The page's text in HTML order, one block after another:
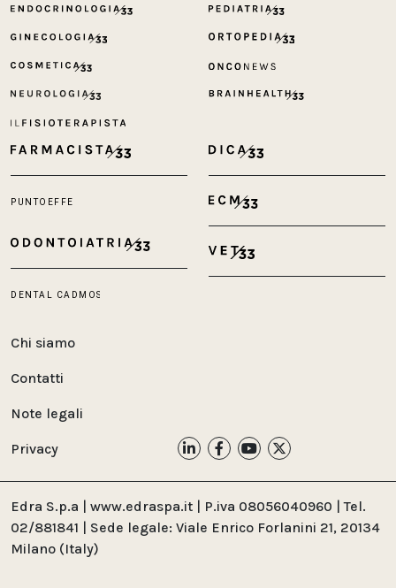
Chi siamo
Contatti
Note legali
Privacy
Edra S.p.a | www.edraspa.it | P.iva 08056040960 | Tel.
02/881841 | Sede legale: Viale Enrico Forlanini 21, 20134
Milano (Italy)